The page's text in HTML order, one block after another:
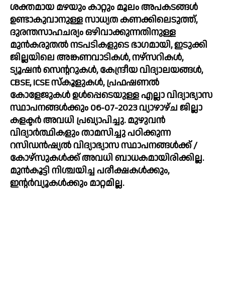
ശക്തമായ മഴയും കാറ്റും മൂലം അപകടങ്ങൾ
ഉണ്ടാകുവാനുള്ള സാധ്യത കണക്കിലെടുത്ത്,
ദുരന്തസാഹചര്യം ഒഴിവാക്കുന്നതിനുള്ള
മുൻകരുതൽ നടപടികളുടെ ഭാഗമായി, ഇടുക്കി
ജില്ലയിലെ അങ്കണവാടികൾ, നഴ്സറികൾ,
ട്യൂഷൻ സെന്ററുകൾ, കേന്ദ്രീയ വിദ്യാലയങ്ങൾ,
CBSE, ICSE സ്കൂളുകൾ, പ്രഫഷണൽ
കോളേജുകൾ ഉൾപ്പെടെയുള്ള എല്ലാ വിദ്യാഭ്യാസ
സ്ഥാപനങ്ങൾക്കും 06-07-2023 വ്യാഴാഴ്ച ജില്ലാ
കളക്ടർ അവധി പ്രഖ്യാപിച്ചു. മുഴുവൻ
വിദ്യാർത്ഥികളും താമസിച്ചു പഠിക്കുന്ന
റസിഡൻഷ്യൽ വിദ്യാഭ്യാസ സ്ഥാപനങ്ങൾക്ക് /
കോഴ്സുകൾക്ക് അവധി ബാധകമായിരിക്കില്ല.
മുൻകൂട്ടി നിശ്ചയിച്ച പരീക്ഷകൾക്കും,
ഇന്റർവ്യൂകൾക്കും മാറ്റമില്ല.